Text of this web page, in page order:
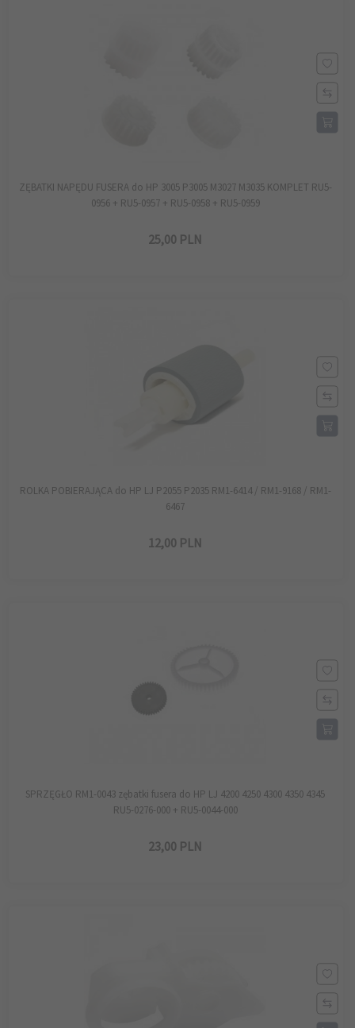
ZĘBATKI NAPĘDU FUSERA do HP 3005 P3005 M3027 M3035 KOMPLET RU5-
0956 + RU5-0957 + RU5-0958 + RU5-0959
25,00 PLN
ROLKA POBIERAJĄCA do HP LJ P2055 P2035 RM1-6414 / RM1-9168 / RM1-
6467
12,00 PLN
SPRZĘGŁO RM1-0043 zębatki fusera do HP LJ 4200 4250 4300 4350 4345
RU5-0276-000 + RU5-0044-000
23,00 PLN